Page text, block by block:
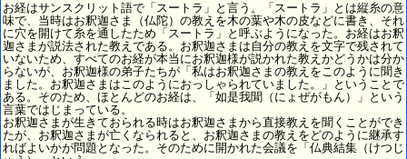
お経はサンスクリット語で「スートラ」と言う。「スートラ」とは縦糸の意
味で、当時はお釈迦さま（仏陀）の教えを木の葉や木の皮などに書き、それ
に穴を開けて糸を通したため「スートラ」と呼ぶようになった。お経はお釈
迦さまが説法された教えである。お釈迦さまは自分の教えを文字で残されて
いないため、すべてのお経が本当にお釈迦様が説かれた教えかどうかは分か
らないが、お釈迦様の弟子たちが「私はお釈迦さまの教えをこのように聞き
ました。お釈迦さまはこのようにおっしゃられていました。」ということで
ある。そのため、ほとんどのお経は、「如是我聞（にょぜがもん）」という
言葉ではじまっている。
お釈迦さまが生きておられる時はお釈迦さまから直接教えを聞くことができ
たが、お釈迦さまが亡くなられると、お釈迦さまの教えをどのように継承す
ればよいかが問題となった。そのために開かれた会議を「仏典結集（けつじ